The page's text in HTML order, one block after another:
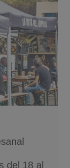
del 18 al